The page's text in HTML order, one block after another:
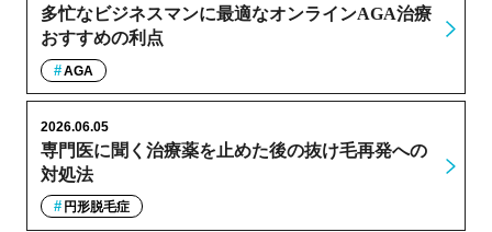
多忙なビジネスマンに最適なオンラインAGA治療
おすすめの利点
AGA
専門医に聞く治療薬を止めた後の抜け毛再発への
対処法
2026.06.05
円形脱毛症